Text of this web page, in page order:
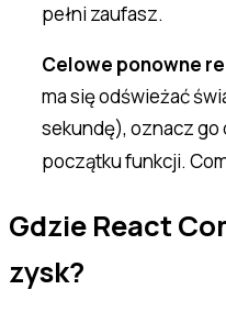
pełni zaufasz.
Celowe ponowne
ma się odświeżać
sekundę), oznacz go
początku funkcji.
Gdzie React
zysk?